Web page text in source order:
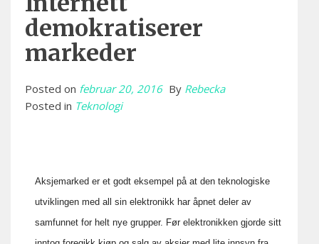
demokratiserer
markeder
Posted on februar 20, 2016 By Rebecka
Posted in Teknologi
Aksjemarked er et godt eksempel på at den teknologiske
utviklingen med all sin elektronikk har åpnet deler av
samfunnet for helt nye grupper. Før elektronikken gjorde sitt